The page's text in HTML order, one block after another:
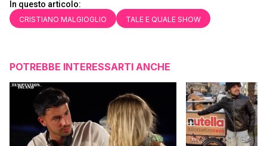
In questo articolo:
CRISTIANO MALGIOGLIO TALE E QUALE SHOW
POTREBBE INTERESSARTI ANCHE